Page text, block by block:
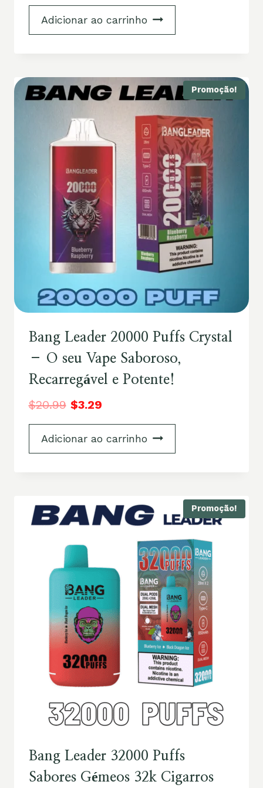
Adicionar ao carrinho
Promoção!
Bang Leader 20000 Puffs Crystal
– O seu Vape Saboroso,
Recarregável e Potente!
$20.99 $3.29
Adicionar ao carrinho
Promoção!
Bang Leader 32000 Puffs
Sabores Gémeos 32k Cigarros